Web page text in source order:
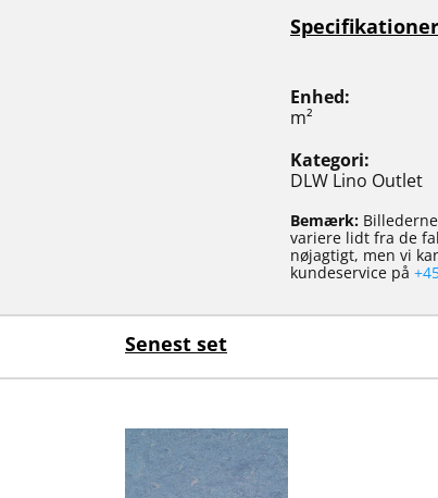
Specifikationer
Enhed
m²
Kategori
DLW Lino Outlet
Bemærk:Billederne
variere lidt fra de
nøjagtigt, men vi
kundeservice på
Senest set